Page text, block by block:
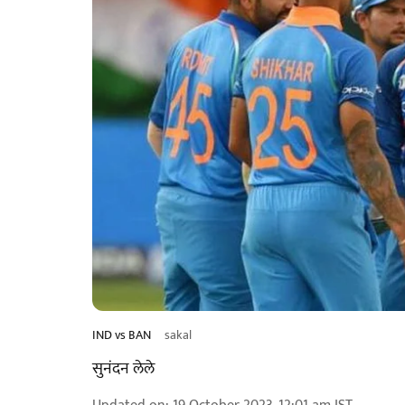
IND vs BAN sakal
सुनंदन लेले